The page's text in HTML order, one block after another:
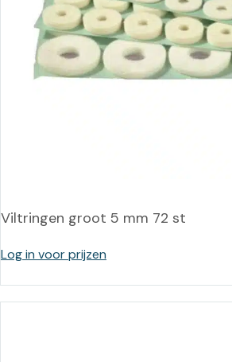
Viltringen groot 5 mm 72 st
Log in voor prijzen